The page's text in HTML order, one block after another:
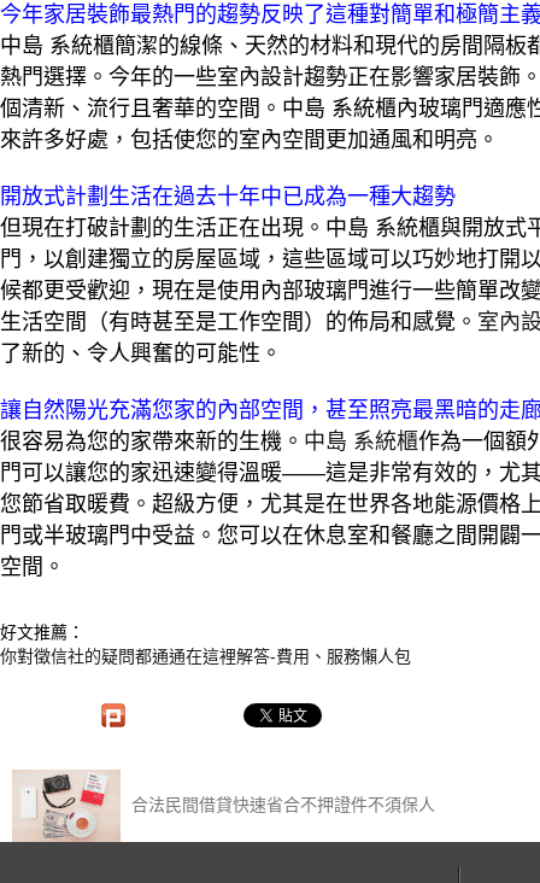
今年家居裝飾最熱門的趨勢反映了這種對簡單和極簡主
中島 系統櫃簡潔的線條、天然的材料和現代的房間隔
熱門選擇。今年的一些室內設計趨勢正在影響家居裝飾
個清新、流行且奢華的空間。中島 系統櫃內玻璃門適
來許多好處，包括使您的室內空間更加通風和明亮。
開放式計劃生活在過去十年中已成為一種大趨勢
但現在打破計劃的生活正在出現。中島 系統櫃與開放
門，以創建獨立的房屋區域，這些區域可以巧妙地打開
候都更受歡迎，現在是使用內部玻璃門進行一些簡單改
生活空間（有時甚至是工作空間）的佈局和感覺。 室內
了新的、令人興奮的可能性。
讓自然陽光充滿您家的內部空間，甚至照亮最黑暗的走
很容易為您的家帶來新的生機。 中島 系統櫃作為一個額
門可以讓您的家迅速變得溫暖——這是非常有效的，尤
您節省取暖費。超級方便，尤其是在世界各地能源價格
門或半玻璃門中受益。您可以在休息室和餐廳之間開闢
空間。
好文推薦：
你對徵信社的疑問都通通在這裡解答-費用、服務懶人包​
合法民間借貸快速省合不押證件不須保人